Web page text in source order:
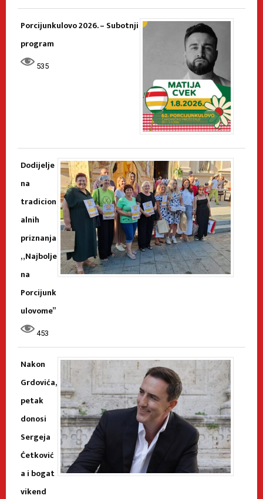
Porcijunkulovo 2026. – Subotnji
program
535
Dodijelje
na
tradicion
alnih
priznanja
„Najbolje
na
Porcijunk
ulovome”
453
Nakon
Grdovića,
petak
donosi
Sergeja
Ćetković
a i bogat
vikend